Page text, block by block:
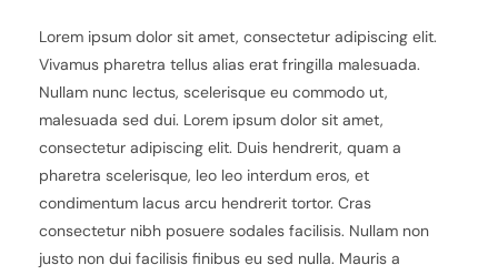
Lorem ipsum dolor sit amet, consectetur adipiscing elit.
Vivamus pharetra tellus alias erat fringilla malesuada.
Nullam nunc lectus, scelerisque eu commodo ut,
malesuada sed dui. Lorem ipsum dolor sit amet,
consectetur adipiscing elit. Duis hendrerit, quam a
pharetra scelerisque, leo leo interdum eros, et
condimentum lacus arcu hendrerit tortor. Cras
consectetur nibh posuere sodales facilisis. Nullam non
justo non dui facilisis finibus eu sed nulla. Mauris a